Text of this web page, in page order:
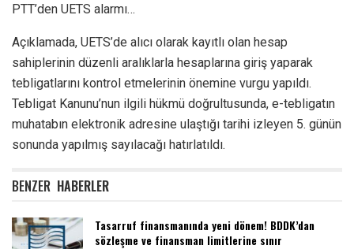
PTT’den UETS alarmı…
Açıklamada, UETS’de alıcı olarak kayıtlı olan hesap
sahiplerinin düzenli aralıklarla hesaplarına giriş yaparak
tebligatlarını kontrol etmelerinin önemine vurgu yapıldı.
Tebligat Kanunu’nun ilgili hükmü doğrultusunda, e-tebligatın
muhatabın elektronik adresine ulaştığı tarihi izleyen 5. günün
sonunda yapılmış sayılacağı hatırlatıldı.
BENZER HABERLER
Tasarruf finansmanında yeni dönem! BDDK’dan
sözleşme ve finansman limitlerine sınır